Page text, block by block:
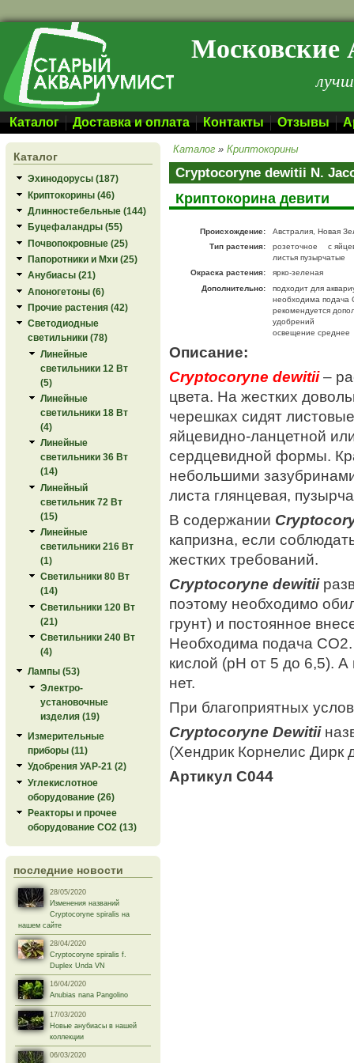
Перейти к основному содержанию Московские
Каталог Доставка и оплата Контакты Отзывы
Каталог
Эхинодорусы (187)
Криптокорины (46)
Длинностебельные (144)
Буцефаландры (55)
Почвопокровные (25)
Папоротники и Мхи (25)
Анубиасы (21)
Апоногетоны (6)
Прочие растения (42)
Светодиодные
светильники (78)
Линейные
светильники 12 Вт
(5)
Линейные
светильники 18 Вт
(4)
Линейные
светильники 36 Вт
(14)
Линейный
светильник 72 Вт
(15)
Линейные
светильники 216 Вт
(1)
Светильники 80 Вт
(14)
Светильники 120 Вт
(21)
Светильники 240 Вт
(4)
Лампы (53)
Электро-
установочные
изделия (19)
Измерительные
приборы (11)
Удобрения УАР-21 (2)
Углекислотное
оборудование (26)
Реакторы и прочее
оборудование СО2 (13)
последние новости
28/05/2020
Изменения названий
Cryptocoryne spiralis на
нашем сайте
28/04/2020
Cryptocoryne spiralis f.
Duplex Unda VN
16/04/2020
Anubias nana Pangolino
17/03/2020
Новые анубиасы в нашей
коллекции
06/03/2020
Каталог »Криптокорины
Cryptocoryne dewitii N.
Криптокорина девити
Происхождение:
Австралия, Новая
Тип растения:
розеточное
с
листья пузырчатые
Окраска растения:
ярко-зеленая
Дополнительно:
подходит для
необходима подача
рекомендуется
удобрений
освещение среднее
Описание:
Сryptocoryne dewitii–
цвета. На жестких
черешках сидят
яйцевидно-ланцетной
сердцевидной формы.
небольшими
листа глянцевая,
В содержании
капризна, если
жестких требований.
Сryptocoryne dewitii
поэтому необходимо
грунт) и постоянное
Необходима подача
кислой (рН от 5 до 6,5).
нет.
При благоприятных
Сryptocoryne Dewitii
(Хендрик Корнелис Дирк
Артикул C044